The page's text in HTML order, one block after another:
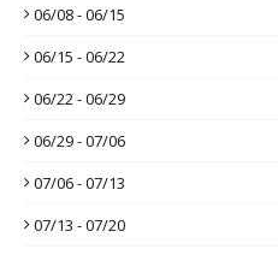
06/08 - 06/15
06/15 - 06/22
06/22 - 06/29
06/29 - 07/06
07/06 - 07/13
07/13 - 07/20